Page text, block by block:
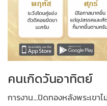
คนเกิดวันอาทิตย์
การงาน...ปิดทองหลังพระเขาไ